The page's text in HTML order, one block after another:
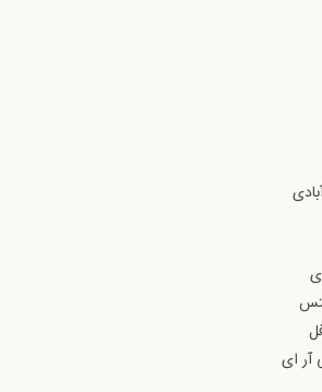
آر ای